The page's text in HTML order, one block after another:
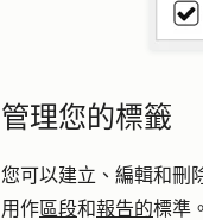
管理您的標籤
您可以建立、編輯和刪
用作區段和報告的標準。